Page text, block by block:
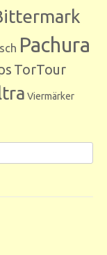
Pachura
TorTour
Viermärker